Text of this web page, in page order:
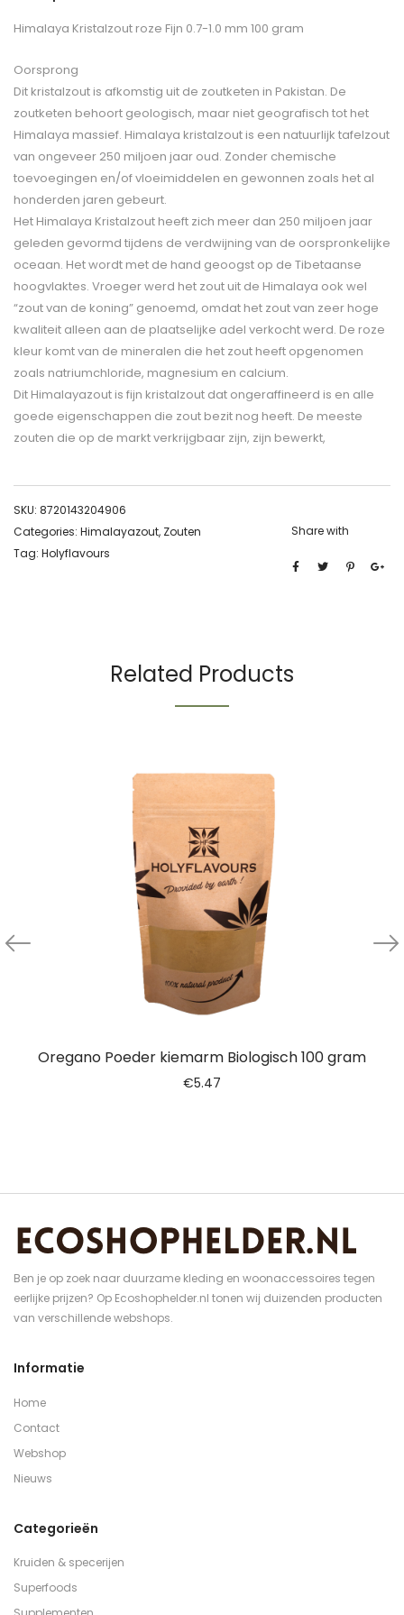
Himalaya Kristalzout roze Fijn 0.7-1.0 mm 100 gram
Oorsprong
Dit kristalzout is afkomstig uit de zoutketen in Pakistan. De
zoutketen behoort geologisch, maar niet geografisch tot het
Himalaya massief. Himalaya kristalzout is een natuurlijk tafelzout
van ongeveer 250 miljoen jaar oud. Zonder chemische
toevoegingen en/of vloeimiddelen en gewonnen zoals het al
honderden jaren gebeurt.
Het Himalaya Kristalzout heeft zich meer dan 250 miljoen jaar
geleden gevormd tijdens de verdwijning van de oorspronkelijke
oceaan. Het wordt met de hand geoogst op de Tibetaanse
hoogvlaktes. Vroeger werd het zout uit de Himalaya ook wel
“zout van de koning” genoemd, omdat het zout van zeer hoge
kwaliteit alleen aan de plaatselijke adel verkocht werd. De roze
kleur komt van de mineralen die het zout heeft opgenomen
zoals natriumchloride, magnesium en calcium.
Dit Himalayazout is fijn kristalzout dat ongeraffineerd is en alle
goede eigenschappen die zout bezit nog heeft. De meeste
zouten die op de markt verkrijgbaar zijn, zijn bewerkt,
SKU: 8720143204906
Categories: Himalayazout, Zouten
Tag: Holyflavours
Share with
Related Products
Oregano Poeder kiemarm Biologisch 100 gram
€5.47
Ben je op zoek naar duurzame kleding en woonaccessoires tegen
eerlijke prijzen? Op Ecoshophelder.nl tonen wij duizenden producten
van verschillende webshops.
Informatie
Home
Contact
Webshop
Nieuws
Categorieën
Kruiden & specerijen
Superfoods